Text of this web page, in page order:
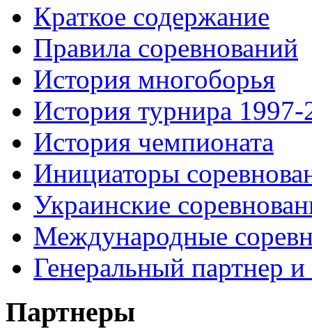
Краткое содержание
Правила соревнований
История многоборья
История турнира 1997-
История чемпионата
Инициаторы
Украинские
Международные
Генеральный партнер
Партнеры